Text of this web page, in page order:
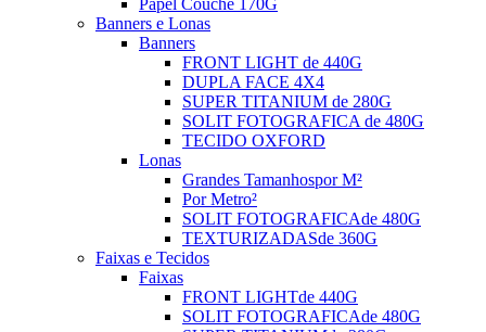
Banners e Lonas
Banners
FRONT LIGHT de 440G
DUPLA FACE 4X4
SUPER TITANIUM de 280G
SOLIT FOTOGRAFICA de 480G
TECIDO OXFORD
Lonas
Grandes Tamanhospor M²
Por Metro²
SOLIT FOTOGRAFICAde 480G
TEXTURIZADASde 360G
Faixas e Tecidos
Faixas
FRONT LIGHTde 440G
SOLIT FOTOGRAFICAde 480G